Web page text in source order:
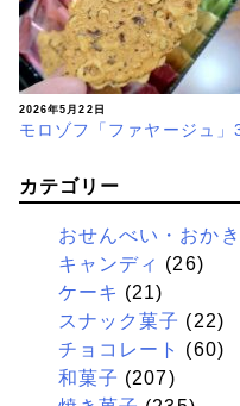
2026年5月22日
モロゾフ「ファヤージュ」
カテゴリー
おせんべい・おかき
キャンディ (26)
ケーキ (21)
スナック菓子 (22)
チョコレート
(60)
和菓子 (207)